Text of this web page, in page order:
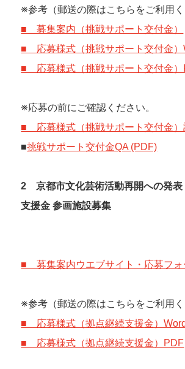
※参考（郵送の際はこちらをご利用く
■ 募集案内（挑戦サポート交付金）
■ 応募様式（挑戦サポート交付金）
■ 応募様式（挑戦サポート交付金）
※応募の前にご確認ください。
■ 応募様式（挑戦サポート交付金
■挑戦サポート交付金QA (PDF)
2 京都市文化芸術活動再開への発表
支援金 参画施設募集
■ 募集案内ウエブサイト・応募フォ
※参考（郵送の際はこちらをご利用く
■ 応募様式（拠点継続支援金）Word
■ 応募様式（拠点継続支援金）PDF